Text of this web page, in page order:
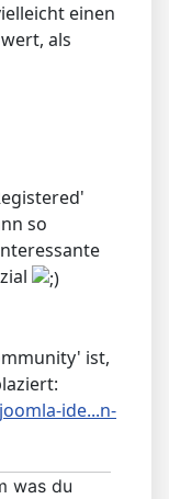
einen
als
so
ist,
ide...n-
was du